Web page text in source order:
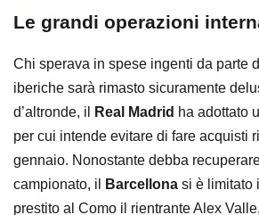
Le grandi operazioni
Chi sperava in spese ingenti da parte
iberiche sarà rimasto sicuramente
d’altronde, il
Real Madrid ha adottato
per cui intende evitare di fare acquisti
gennaio. Nonostante debba
campionato, il
Barcellona si è limitato
prestito al Como il rientrante Alex